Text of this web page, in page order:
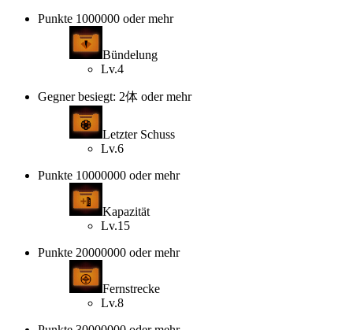
Punkte 1000000 oder mehr
Bündelung
Lv.4
Gegner besiegt: 2体 oder mehr
Letzter Schuss
Lv.6
Punkte 10000000 oder mehr
Kapazität
Lv.15
Punkte 20000000 oder mehr
Fernstrecke
Lv.8